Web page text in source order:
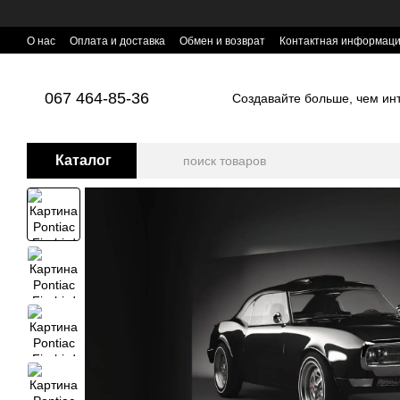
О нас Оплата и доставка Обмен и возврат Контактная
067 464-85-36 Создавайте больше, чем
Каталог